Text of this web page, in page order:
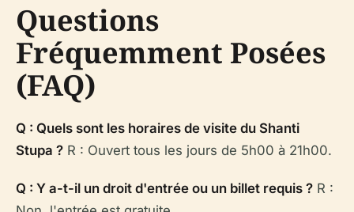
Questions
Fréquemment Posées
(FAQ)
Q : Quels sont les horaires de visite du Shanti
Stupa ? R : Ouvert tous les jours de 5h00 à 21h00.
Q : Y a-t-il un droit d'entrée ou un billet requis ? R :